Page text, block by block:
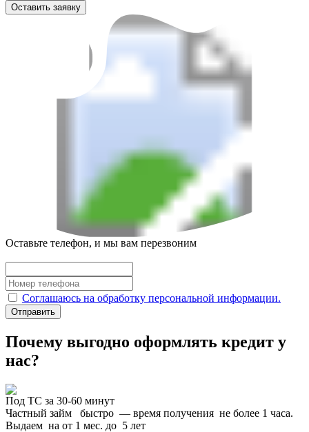
Оставить заявку
Оставьте телефон, и мы вам перезвоним
Соглашаюсь на обработку персональной информации.
Отправить
Почему выгодно оформлять кредит у
нас?
Под ТС за 30-60 минут
Частный займ быстро — время получения не более 1 часа.
Выдаем на от 1 мес. до 5 лет